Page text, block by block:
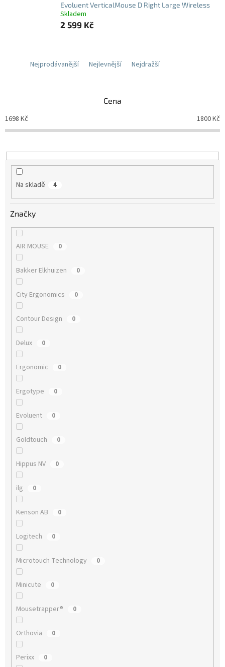
Evoluent VerticalMouse D Right Large Wireless
Skladem
2 599 Kč
Nejprodávanější Nejlevnější Nejdražší
Cena
1698 Kč 1800Kč
Na skladě 4
Značky
AIR MOUSE 0
Bakker Elkhuizen 0
City Ergonomics 0
Contour Design 0
Delux 0
Ergonomic 0
Ergotype 0
Evoluent 0
Goldtouch 0
Hippus NV 0
ilg 0
Kenson AB 0
Logitech 0
Microtouch Technology 0
Minicute 0
Mousetrapper® 0
Orthovia 0
Perixx 0